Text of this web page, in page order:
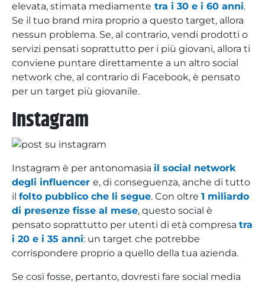
elevata, stimata mediamente tra i 30 e i 60 anni.
Se il tuo brand mira proprio a questo target, allora
nessun problema. Se, al contrario, vendi prodotti o
servizi pensati soprattutto per i più giovani, allora ti
conviene puntare direttamente a un altro social
network che, al contrario di Facebook, è pensato
per un target più giovanile.
Instagram
Instagram è per antonomasia il social network
degli influencer e, di conseguenza, anche di tutto
il folto pubblico che li segue. Con oltre 1 miliardo
di presenze fisse al mese, questo social è
pensato soprattutto per utenti di età compresa tra
i 20 e i 35 anni: un target che potrebbe
corrispondere proprio a quello della tua azienda.
Se così fosse, pertanto, dovresti fare social media